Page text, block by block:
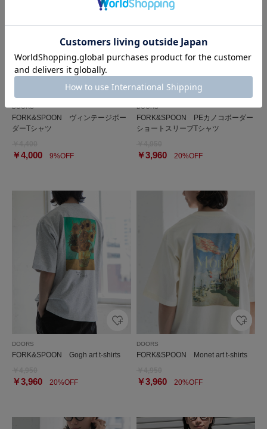
DOORS
FORK&SPOON ヴィンテージボー
ダーTシャツ
￥4,000 9%OFF
DOORS
FORK&SPOON PEカノコボーダー
ショートスリーブTシャツ
￥3,96020%OFF
DOORS
FORK&SPOON Gogh art t-shirts
￥3,960 20%OFF
DOORS
FORK&SPOON Monet art t-shirts
￥3,96020%OFF